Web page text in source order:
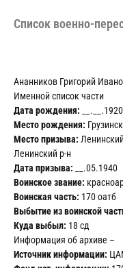
Cписок военно-
Ананников Григорий
Именной список части
Дата рождения: __.__.1920
Место рождения:
Место призыва:
Ленинский р-н
Дата призыва: __.05.1940
Воинское звание:
Воинская часть: 170 оатб
Выбытие из воинской
Куда выбыл: 18 сд
Информация об архиве –
Источник информации: